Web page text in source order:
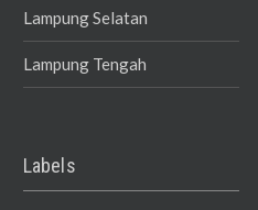
Lampung Selatan
Lampung Tengah
Labels